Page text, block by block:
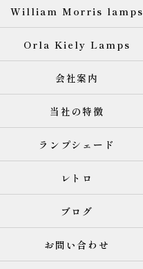
William Morris lamps
Orla Kiely Lamps
会社案内
当社の特徴
ランプシェード
レトロ
ブログ
お問い合わせ